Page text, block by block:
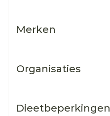
Merken
Organisaties
Dieetbeperkingen